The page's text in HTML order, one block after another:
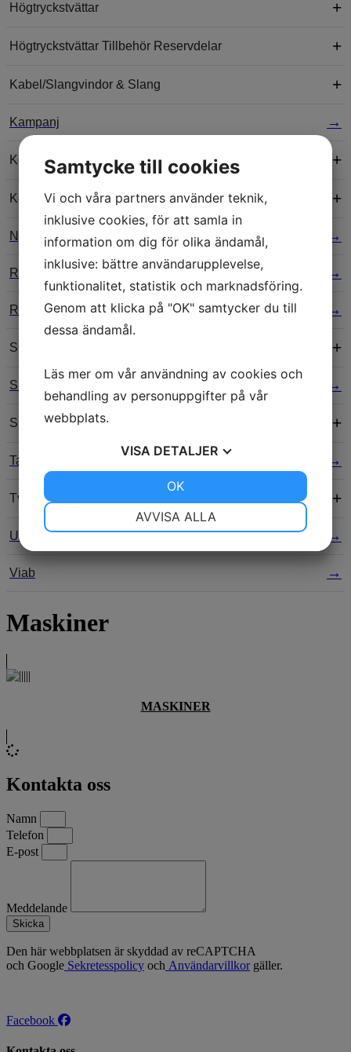
Högtryckstvättar
Högtryckstvättar Tillbehör Reservdelar
Kabel/Slangvindor & Slang
Kampanj
Kompressorer & Tryckluftstillbehör
Koncentratsprutor & Koncentratpumpar
Nyheter
Reningsverk Tillbehör
Reperationer
Skensystem, Tvätthallsbommar & Draperi
Slangpressning
Specialbyggen
Tabeller
Tvättmedel
Utvalda produkter
Viab
Maskiner
MASKINER
Kontakta oss
Namn
Telefon
E-post
Meddelande
Skicka
Den här webbplatsen är skyddad av reCAPTCHA
och Google Sekretesspolicy och Användarvillkor gäller.
Facebook
Samtycke till cookies
Vi och våra partners använder teknik,
inklusive cookies, för att samla in
information om dig för olika ändamål,
inklusive: bättre användarupplevelse,
funktionalitet, statistik och marknadsföring.
Genom att klicka på "OK" samtycker du till
dessa ändamål.
Läs mer om vår användning av cookies och
behandling av personuppgifter på vår
webbplats.
VISA DETALJER
AVVISA ALLA
OK